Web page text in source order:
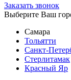
Заказать звонок
Выберите Ваш
Самара
Тольятти
Санкт-
Стерлитамак
Красный Яр